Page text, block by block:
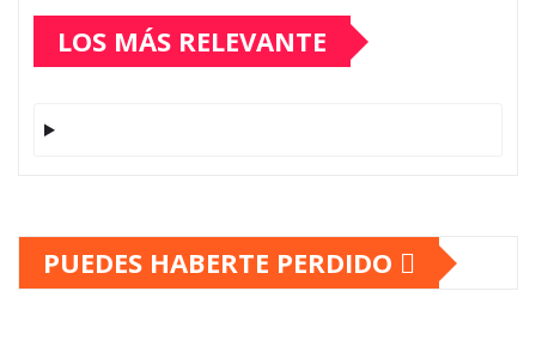
LOS MÁS RELEVANTE
PUEDES HABERTE PERDIDO